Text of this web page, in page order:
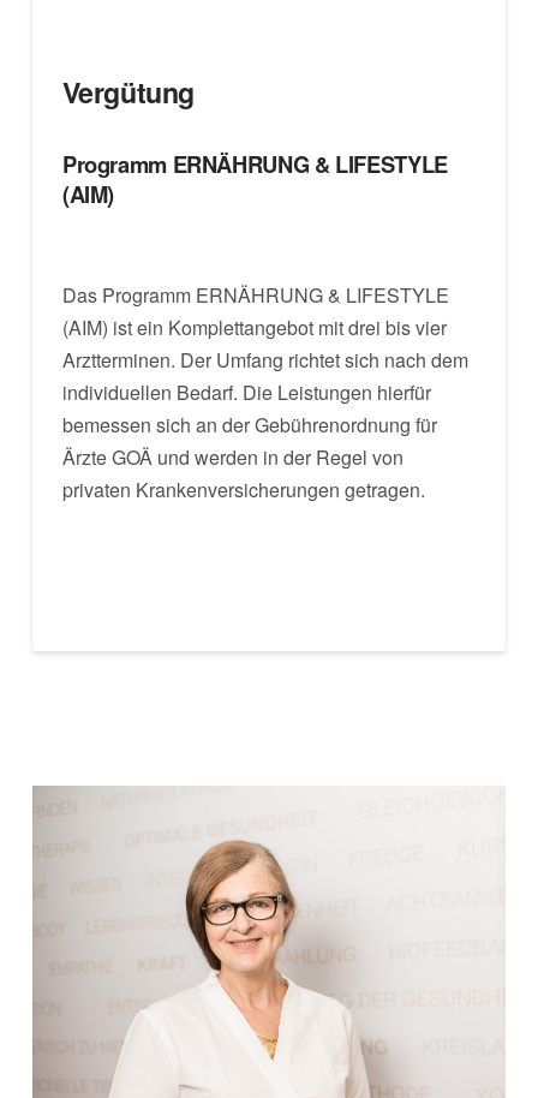
Vergütung
Programm ERNÄHRUNG & LIFESTYLE
(AIM)
Das Programm ERNÄHRUNG & LIFESTYLE
(AIM) ist ein Komplettangebot mit drei bis vier
Arztterminen. Der Umfang richtet sich nach dem
individuellen Bedarf. Die Leistungen hierfür
bemessen sich an der Gebührenordnung für
Ärzte GOÄ und werden in der Regel von
privaten Krankenversicherungen getragen.